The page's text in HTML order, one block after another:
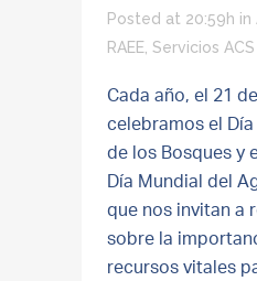
Posted at 20:59h in
RAEE, Servicios
Cada año, el 21
celebramos el Día
de los Bosques y
Día Mundial del
que nos invitan a
sobre la
recursos vitales